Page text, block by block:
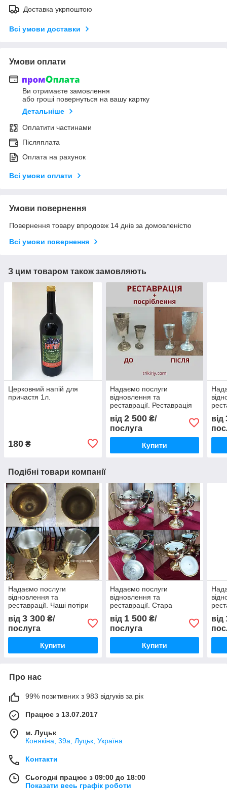
Доставка укрпоштою
Всі умови доставки
Умови оплати
Ви отримаєте замовлення
або гроші повернуться на вашу картку
Детальніше
Оплатити частинами
Післяплата
Оплата на рахунок
Всі умови оплати
Умови повернення
Повернення товару впродовж 14 днів за домовленістю
Всі умови повернення
З цим товаром також замовляють
Церковний напій для
причастя 1л.
180 ₴
Надаємо послуги
відновлення та
реставрації. Реставрація
від 2 500₴/
послуга
Купити
від
Подібні товари компанії
Надаємо послуги
відновлення та
реставрації. Чаші потіри
до та після реставрації
від 3 300 ₴/
послуга
Купити
Надаємо послуги
відновлення та
реставрації. Стара
водосвятна чаша з латуні
до і після реставрації
від 1 500₴/
послуга
Купити
від
Про нас
99% позитивних з 983 відгуків за рік
Працює з 13.07.2017
м. Луцьк
Конякіна, 39а, Луцьк, Україна
Контакти
Сьогодні працює з 09:00 до 18:00
Показати весь графік роботи